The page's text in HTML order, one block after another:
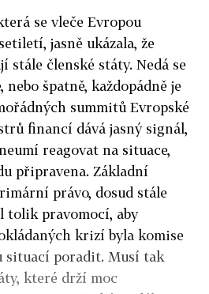
se vleče Evropou
jasně ukázala, že
stále členské státy. Nedá se
špatně, každopádně je
summitů Evropské
financí dává jasný signál,
reagovat na situace,
připravena. Základní
právo, dosud stále
tolik pravomocí, aby
krizí byla komise
situací poradit. Musí tak
které drží moc